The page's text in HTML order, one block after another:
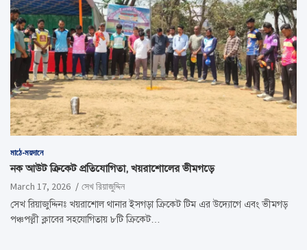
মাঠে-ময়দানে
নক আউট ক্রিকেট প্রতিযোগিতা, খয়রাশোলের ভীমগড়ে
March 17, 2026
সেখ রিয়াজুদ্দিন
সেখ রিয়াজুদ্দিনঃ খয়রাশোল থানার ইসগড়া ক্রিকেট টিম এর উদ্যোগে এবং ভীমগড়
পঞ্চপল্লী ক্লাবের সহযোগিতায় ৮টি ক্রিকেট…